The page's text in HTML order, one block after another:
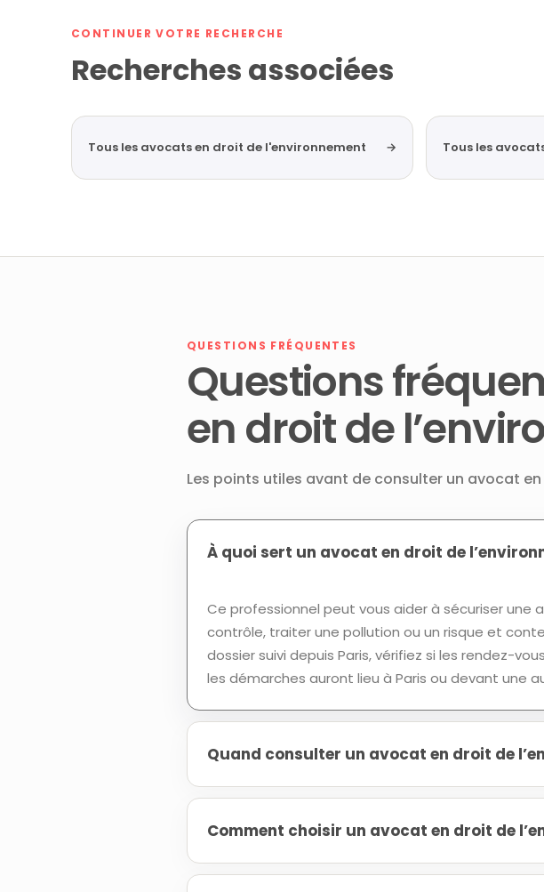
CONTINUER VOTRE RECHERCHE
Recherches associées
Tous les avocats en droit de l'environnement → Tous les
QUESTIONS FRÉQUENTES
Questions
en droit de
Les points utiles avant de consulter un avocat
À quoi sert un avocat en droit de
Ce professionnel peut vous aider à sécuriser une
contrôle, traiter une pollution ou un risque et
dossier suivi depuis Paris, vérifiez si les rendez-
les démarches auront lieu à Paris ou devant une
Quand consulter un avocat en droit de
Comment choisir un avocat en droit de